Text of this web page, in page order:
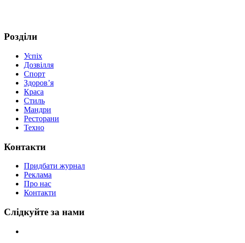
Розділи
Успіх
Дозвілля
Спорт
Здоров’я
Краса
Стиль
Мандри
Ресторани
Техно
Контакти
Придбати журнал
Реклама
Про нас
Контакти
Слідкуйте за нами